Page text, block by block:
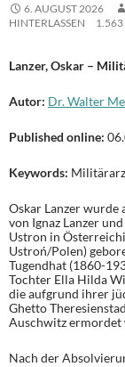
6. AUGUST 2026
HINTERLASSEN
1.563
Lanzer, Oskar –
Autor: Dr. Walter
Published online:
Keywords:
Oskar Lanzer wurde
von Ignaz Lanzer
Ustron in
Ustroń/Polen)
Tugendhat (1860-
Tochter Ella Hilda
die aufgrund ihrer
Ghetto
Auschwitz ermordet
Nach der